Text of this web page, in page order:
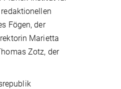
Fögen, der
Marietta
Zotz, der